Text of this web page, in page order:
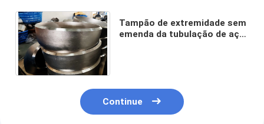
Tampão de extremidade sem
emenda da tubulação de aço
Continue